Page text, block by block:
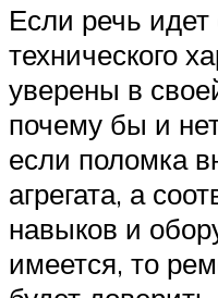
Если речь
технического
уверены в
почему бы и
если поломка
агрегата, а
навыков и
имеется, то